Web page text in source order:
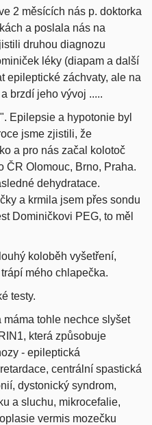
2 měsících nás p. doktorka
a poslala nás na
druhou diagnozu
léky (diapam a další
epileptické záchvaty, ale na
brzdí jeho vývoj .....
Epilepsie a hypotonie byl
jsme zjistili, že
a pro nás začal kolotoč
ČR Olomouc, Brno, Praha.
dehydratace.
a krmila jsem přes sondu
Dominičkovi PEG, to měl
koloběh vyšetření,
mého chlapečka.
testy.
tohle nechce slyšet
která způsobuje
- epileptická
centrální spastická
dystonický syndrom,
a sluchu, mikrocefalie,
vermis mozečku